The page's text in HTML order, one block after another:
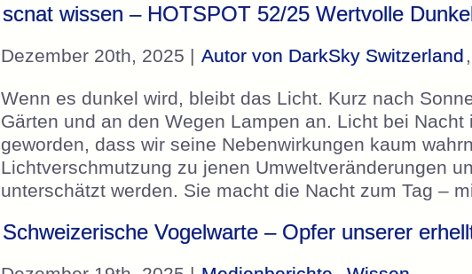
scnat wissen – HOTSPOT 52/25 Wertvolle
Dezember 20th, 2025 | Autor von DarkSky Switzerland ,
Wenn es dunkel wird, bleibt das Licht. Kurz nach
Gärten und an den Wegen Lampen an. Licht bei
geworden, dass wir seine Nebenwirkungen kaum
Lichtverschmutzung zu jenen Umweltveränderungen
unterschätzt werden. Sie macht die Nacht zum Tag –
Schweizerische Vogelwarte – Opfer unserer